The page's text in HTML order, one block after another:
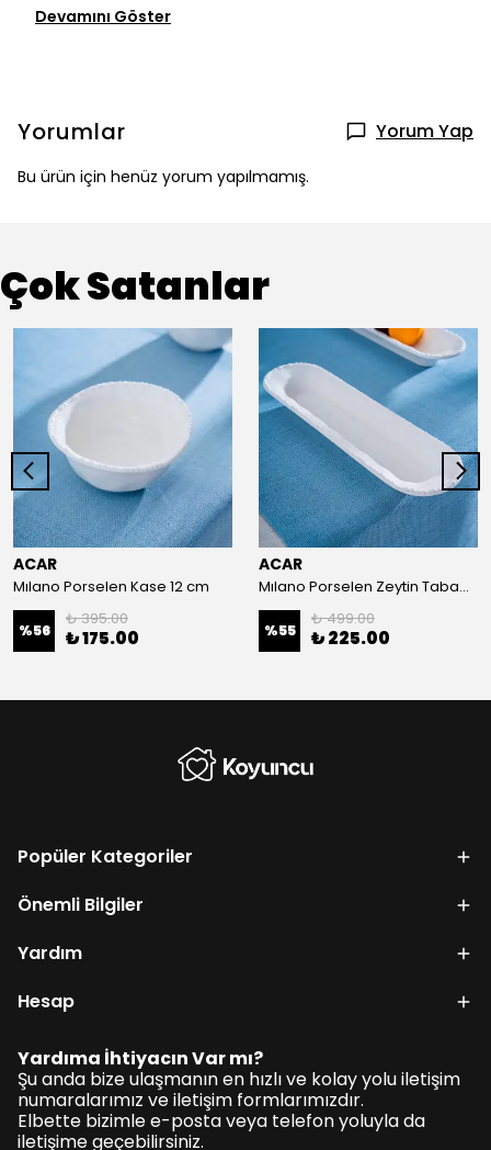
Devamını Göster
Yorumlar Yorum Yap
Bu ürün için henüz yorum yapılmamış.
Çok Satanlar
ACAR
Mılano Porselen Kase 12 cm
%56
₺ 395.00
₺ 175.00
ACAR
Mılano Porselen Zeytin Tabağı 26 cm
%55
₺ 499.00
₺ 225.00
Popüler Kategoriler
Önemli Bilgiler
Yardım
Hesap
Yardıma İhtiyacın Var mı?
Şu anda bize ulaşmanın en hızlı ve kolay yolu iletişim
numaralarımız ve iletişim formlarımızdır.
Elbette bizimle e-posta veya telefon yoluyla da
iletişime geçebilirsiniz.